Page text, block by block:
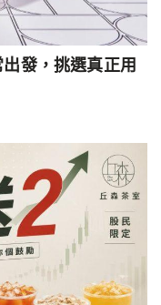
發，挑選真正用